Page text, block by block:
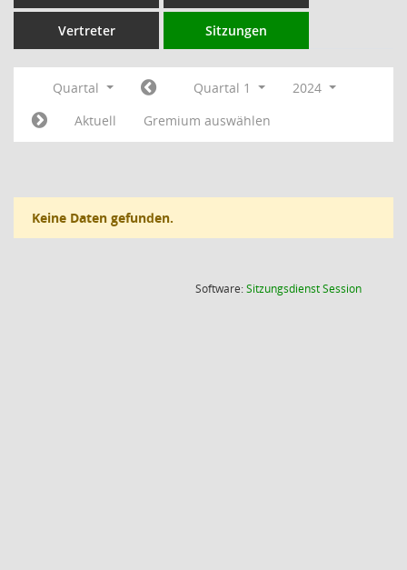
Vertreter Sitzungen
Quartal Quartal 1
2024
Aktuell
Gremium auswählen
Keine Daten gefunden.
Software:SitzungsdienstSession(Wird in